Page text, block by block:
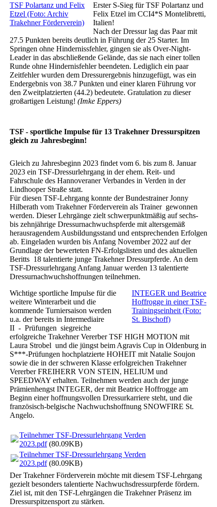
TSF Polartanz und Felix
Etzel (Foto: Archiv
Trakehner Förderverein)
Erster S-Sieg für TSF Polartanz und
Felix Etzel im CCI4*S Montelibretti,
Italien!
Nach der Dressur lag das Paar mit
27.5 Punkten bereits deutlich in Führung der 25 Starter. Im
Springen ohne Hindernissfehler, gingen sie als Over-Night-
Leader in das abschließende Gelände, das sie nach einer tollen
Runde ohne Hindernisfehler beendeten. Lediglich ein paar
Zeitfehler wurden dem Dressurergebnis hinzugefügt, was ein
Endergebnis von 38.7 Punkten und einer klaren Führung vor
den Zweitplatzierten (44.2) bedeutete. Gratulation zu dieser
großartigen Leistung! (Imke Eppers)
TSF - sportliche Impulse für 13 Trakehner Dressurspitzen
gleich zu Jahresbeginn!
Gleich zu Jahresbeginn 2023 findet vom 6. bis zum 8. Januar
2023 ein TSF-Dressurlehrgang in der ehem. Reit- und
Fahrschule des Hannoveraner Verbandes in Verden in der
Lindhooper Straße statt.
Für diesen TSF-Lehrgang konnte der Bundestrainer Jonny
Hilberath vom Trakehner Förderverein als Trainer gewonnen
werden. Dieser Lehrgänge zielt schwerpunktmäßig auf sechs-
bis zehnjährige Dressurnachwuchspferde mit altersgemäß
herausragendem Ausbildungsstand und entsprechenden Erfolgen
ab. Eingeladen wurden bis Anfang November 2022 auf der
Grundlage der bewerteten FN-Erfolgslisten und des aktuellen
Beritts 18 talentierte junge Trakehner Dressurpferde. An dem
TSF-Dressurlehrgang Anfang Januar werden 13 talentierte
Dressurnachwuchshoffnungen teilnehmen.
INTEGER und Beatrice
Hoffrogge in einer TSF-
Trainingseinheit (Foto:
St. Bischoff)
Wichtige sportliche Impulse für die
weitere Winterarbeit und die
kommende Turniersaison werden
u.a. der bereits in Intermediaire
II - Prüfungen siegreiche
erfolgreiche Trakehner Vererber TSF HIGH MOTION mit
Laura Strobel und die jüngst beim Agravis Cup in Oldenburg in
S***-Prüfungen hochplatzierte HOHEIT mit Natalie Soujon
sowie die in der schweren Klasse erfolgreichen Trakehner
Vererber FREIHERR VON STEIN, HELIUM und
SPEEDWAY erhalten. Teilnehmen werden auch der junge
Prämienhengst INTEGER, der mit Beatrice Hoffrogge am
Beginn einer hoffnungsvollen Dressurkarriere steht, und die
französisch-belgische Nachwuchshoffnung SNOWFIRE St.
Angelo.
Teilnehmer TSF-Dressurlehrgang Verden
2023.pdf(80.09KB)
Teilnehmer TSF-Dressurlehrgang Verden
2023.pdf(80.09KB)
Der Trakehner Förderverein möchte mit diesem TSF-Lehrgang
gezielt besonders talentierte Nachwuchsdressurpferde fördern.
Ziel ist, mit den TSF-Lehrgängen die Trakehner Präsenz im
Dressurspitzensport zu stärken.